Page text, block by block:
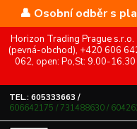
👤 Osobní odběr s
Horizon Trading Prague
(pevná-obchod), +420 606
062, open: Po,St: 9.00-
TEL.: 605333663 /
606642175 / 731488630 /